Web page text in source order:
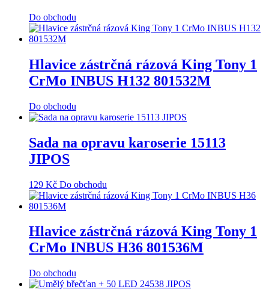
Do obchodu
Hlavice zástrčná rázová King Tony 1
CrMo INBUS H132 801532M
Do obchodu
Sada na opravu karoserie 15113
JIPOS
129 Kč Do obchodu
Hlavice zástrčná rázová King Tony 1
CrMo INBUS H36 801536M
Do obchodu